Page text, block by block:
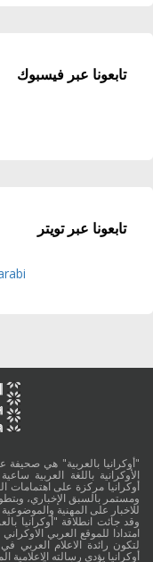
تابعونا عبر فيسبوك
تابعونا عبر تويتر
"أوكرانيا بالعربية" هي صحيفة
الأوكرانية باللغة العربية
أوكرانيا مركزة على
ومستمر بالسبق الإخباري،
للاخبار على المهنية والموضوعية
لتكون رائدة الاعلام العربي
أوكرانيا يؤدي رسالته